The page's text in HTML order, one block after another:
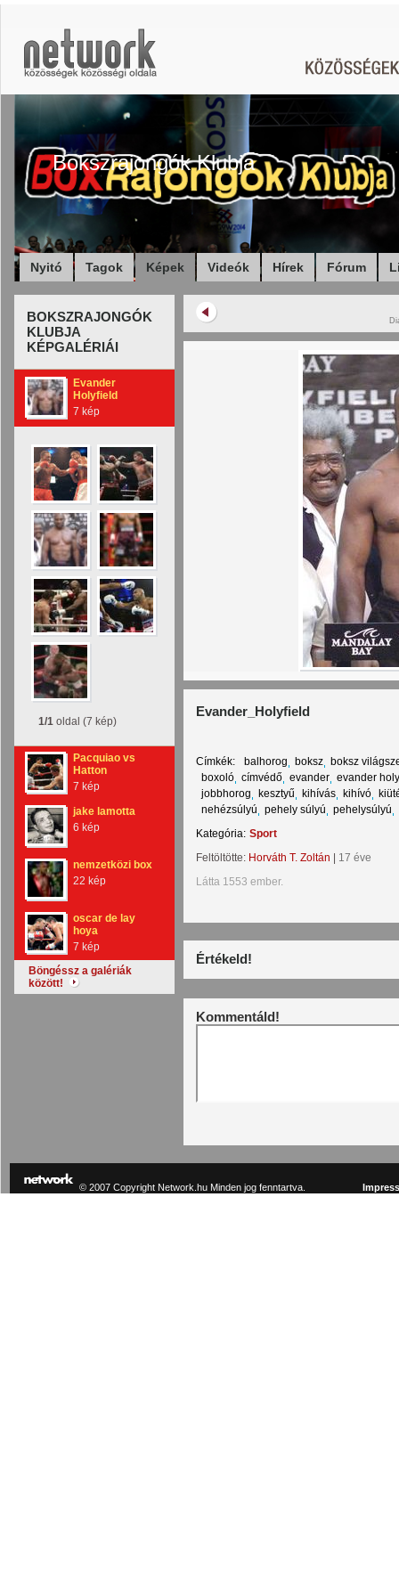
Bokszrajongók Klubja
Nyitó Tagok Képek Videók Hírek Fórum
BOKSZRAJONGÓK
KLUBJA
KÉPGALÉRIÁI
Evander
Holyfield
7 kép
1/1 oldal (7 kép)
Pacquiao vs
Hatton
7 kép
jake lamotta
6 kép
nemzetközi box
22 kép
oscar de lay
hoya
7 kép
Böngéssz a galériák
között!
Evander_Holyfield
Címkék: balhorog boksz
boksz
boxoló címvédő evander evander
jobbhorog
kesztyű kihívás kihívó
nehézsúlyú
pehely súlyú
pehelysúlyú
Kategória: Sport
Feltöltötte: Horváth T. Zoltán
17 éve
Látta 1553 ember.
Értékeld!
Kommentáld!
© 2007 Copyright Network.hu Minden jog fenntartva.